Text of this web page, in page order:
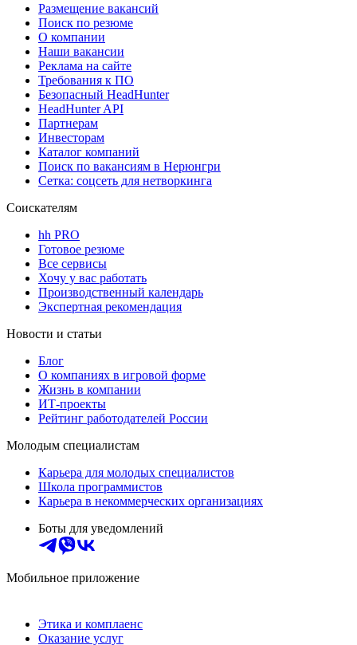
Размещение вакансий
Поиск по резюме
О компании
Наши вакансии
Реклама на сайте
Требования к ПО
Безопасный HeadHunter
HeadHunter API
Партнерам
Инвесторам
Каталог компаний
Поиск по вакансиям в Нерюнгри
Сетка: соцсеть для нетворкинга
Соискателям
hh PRO
Готовое резюме
Все сервисы
Хочу у вас работать
Производственный календарь
Экспертная рекомендация
Новости и статьи
Блог
О компаниях в игровой форме
Жизнь в компании
ИТ-проекты
Рейтинг работодателей России
Молодым специалистам
Карьера для молодых специалистов
Школа программистов
Карьера в некоммерческих организациях
Боты для уведомлений
Мобильное приложение
Этика и комплаенс
Оказание услуг